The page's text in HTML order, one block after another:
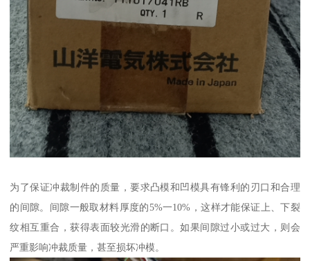
为了保证冲裁制件的质量，要求凸模和凹模具有锋利的刃口和合理
的间隙。间隙一般取材料厚度的5%一10%，这样才能保证上、下裂
纹相互重合，获得表面较光滑的断口。如果间隙过小或过大，则会
严重影响冲裁质量，甚至损坏冲模。